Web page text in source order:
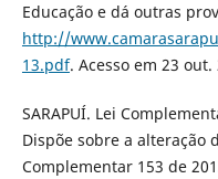
Educação e dá outras
http://
13.pdf. Acesso em 23 out.
SARAPUÍ. Lei
Dispõe sobre a alteração
Complementar 153 de